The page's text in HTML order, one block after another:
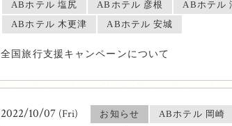
ABホテル 塩尻
ABホテル 彦根 ABホテル
ABホテル 木更津
ABホテル 安城
全国旅行支援キャンペーンについて
2022/10/07 (Fri) お知らせ ABホテル 岡崎